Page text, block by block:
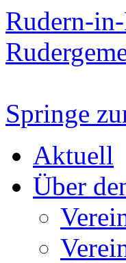
Rudern-
Springe
Aktuell
Über